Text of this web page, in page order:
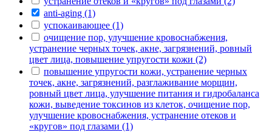
anti-aging (1)
успокаивающее (1)
очищение пор, улучшение кровоснабжения,
устранение черных точек, акне, загрязнений, ровный
цвет лица, повышение упругости кожи (2)
повышение упругости кожи, устранение черных
точек, акне, загрязнений, разглаживание морщин,
ровный цвет лица, улучшение питания и гидробаланса
кожи, выведение токсинов из клеток, очищение пор,
улучшение кровоснабжения, устранение отеков и
«кругов» под глазами (1)